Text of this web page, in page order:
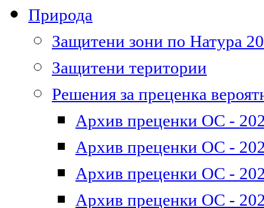
Природа
Защитени зони по Натура
Защитени територии
Решения за преценка
Архив преценки ОС -
Архив преценки ОС -
Архив преценки ОС -
Архив преценки ОС -